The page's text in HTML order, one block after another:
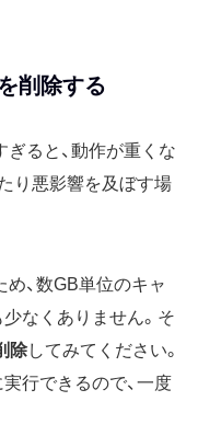
削除する
ると、動作が重くな
り悪影響を及ぼす場
、数GB単位のキャ
なくありません。そ
除してみてください。
行できるので、一度